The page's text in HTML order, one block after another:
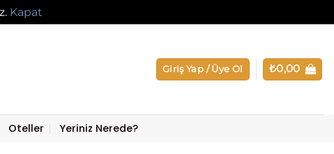
Kapat
Giriş Yap / Üye Ol ₺0,00
Oteller Yeriniz Nerede?